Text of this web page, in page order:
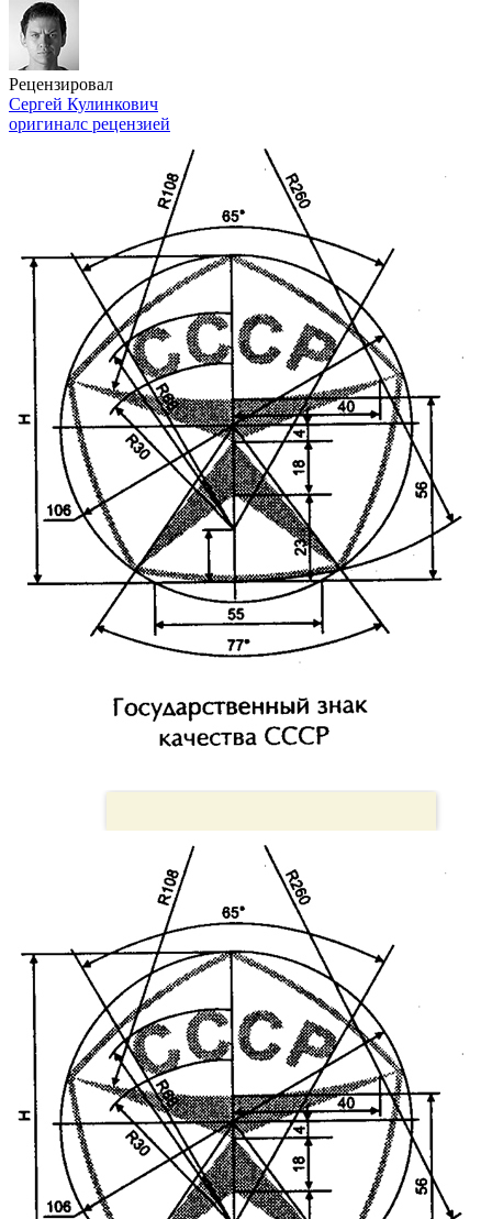
Рецензировал
Сергей Кулинкович
оригиналс рецензией